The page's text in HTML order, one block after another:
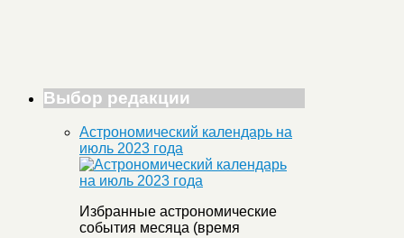
Выбор редакции
Астрономический календарь на
июль 2023 года
Избранные астрономические
события месяца (время